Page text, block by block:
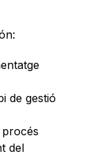
de gestió
del